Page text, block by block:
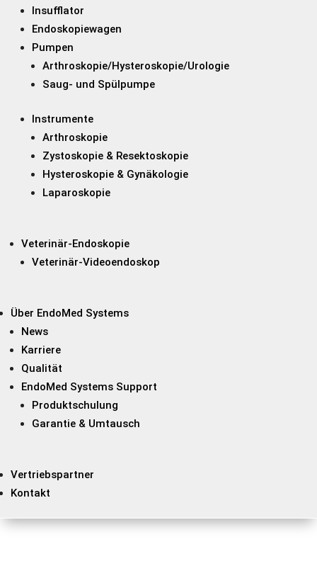
Insufflator
Endoskopiewagen
Pumpen
Arthroskopie/Hysteroskopie/Urologie
Saug- und Spülpumpe
Instrumente
Arthroskopie
Zystoskopie & Resektoskopie
Hysteroskopie & Gynäkologie
Laparoskopie
Veterinär-Endoskopie
Veterinär-Videoendoskop
Über EndoMed Systems
News
Karriere
Qualität
EndoMed Systems Support
Produktschulung
Garantie & Umtausch
Vertriebspartner
Kontakt